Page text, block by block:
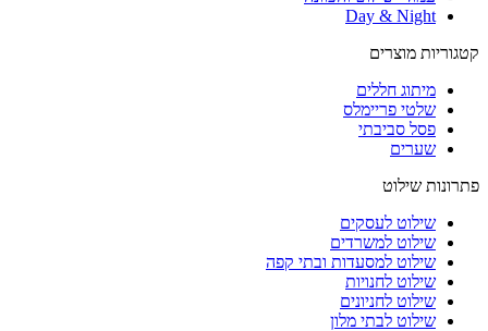
Day & Night
קטגוריות מוצרים
מיתוג חללים
שלטי פריימלס
פסל סביבתי
שערים
פתרונות שילוט
שילוט לעסקים
שילוט למשרדים
שילוט למסעדות ובתי קפה
שילוט לחנויות
שילוט לחניונים
שילוט לבתי מלון